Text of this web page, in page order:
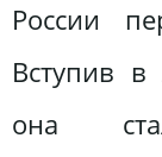
России
Вступив в
она